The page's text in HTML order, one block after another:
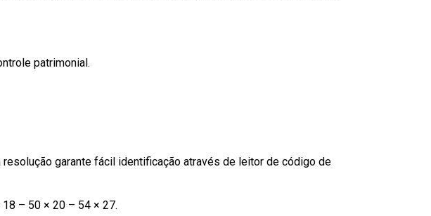
patrimonial.
garante fácil identificação através de leitor de código de
– 50 × 20 – 54 × 27.